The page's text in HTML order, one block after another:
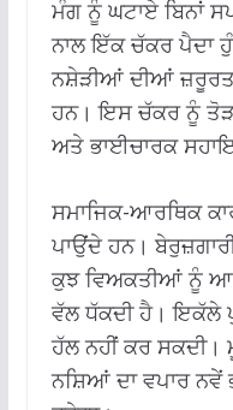
ਮੰਗ ਨੂੰ ਘਟਾਏ ਬਿਨਾਂ
ਨਾਲ ਇੱਕ ਚੱਕਰ ਪੈਦਾ
ਨਸ਼ੇੜੀਆਂ ਦੀਆਂ
ਹਨ। ਇਸ ਚੱਕਰ ਨੂੰ
ਅਤੇ ਭਾਈਚਾਰਕ
ਸਮਾਜਿਕ-ਆਰਥਿਕ
ਪਾਉਂਦੇ ਹਨ।
ਕੁਝ ਵਿਅਕਤੀਆਂ ਨੂੰ
ਵੱਲ ਧੱਕਦੀ ਹੈ। ਇਕੱਲੇ
ਹੱਲ ਨਹੀਂ ਕਰ ਸਕਦੀ।
ਨਸ਼ਿਆਂ ਦਾ ਵਪਾਰ ਨਵੇਂ